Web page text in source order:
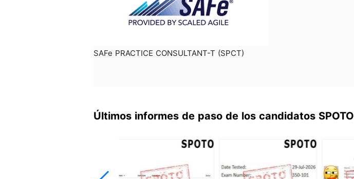
SAFe PRACTICE CONSULTANT-T (SPCT)
Últimos informes de paso de los candidatos SPOTO